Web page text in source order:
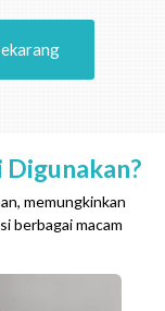
memungkinkan
berbagai macam